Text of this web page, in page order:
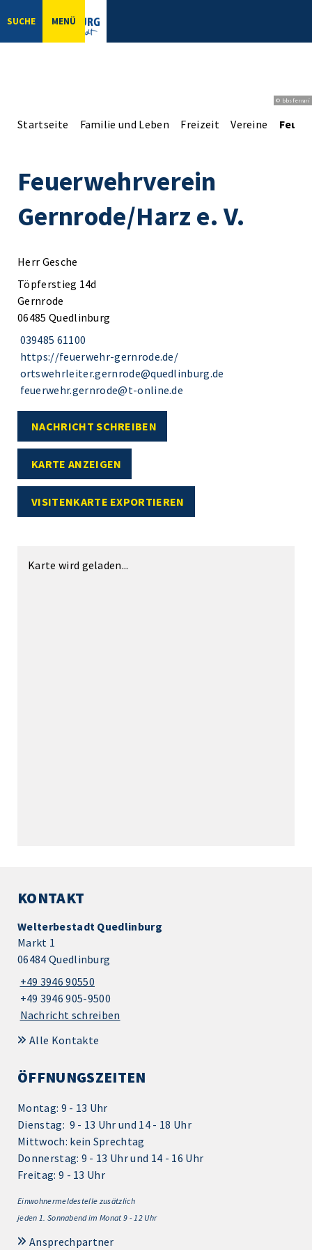
SUCHE MENÜ
© bbsferrari
Startseite Familie und Leben Freizeit Vereine
Feuerwehrverein
Gernrode/Harz e. V.
Herr Gesche
Töpferstieg 14d
Gernrode
06485 Quedlinburg
039485 61100
https://feuerwehr-gernrode.de/
ortswehrleiter.gernrode@quedlinburg.de
feuerwehr.gernrode@t-online.de
NACHRICHT SCHREIBEN
KARTE ANZEIGEN
VISITENKARTE EXPORTIEREN
Karte wird geladen...
KONTAKT
Welterbestadt Quedlinburg
Markt 1
06484 Quedlinburg
+49 3946 90550
+49 3946 905-9500
Nachricht schreiben
Alle Kontakte
ÖFFNUNGSZEITEN
Montag: 9 - 13 Uhr
Dienstag: 9 - 13 Uhr und 14 - 18 Uhr
Mittwoch: kein Sprechtag
Donnerstag: 9 - 13 Uhr und 14 - 16 Uhr
Freitag: 9 - 13 Uhr
Einwohnermeldestelle zusätzlich
jeden 1. Sonnabend im Monat 9 - 12 Uhr
Ansprechpartner